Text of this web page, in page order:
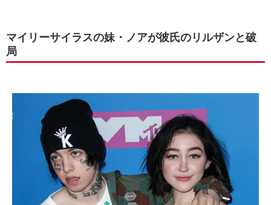
マイリーサイラスの妹・ノアが彼氏のリルザンと破
局